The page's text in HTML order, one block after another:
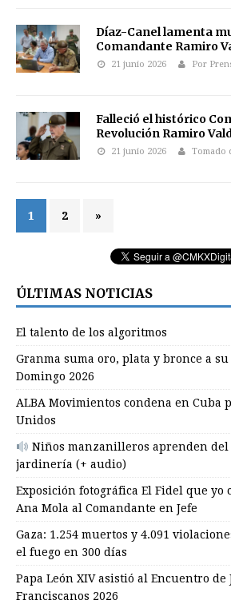
Díaz-Canel lamenta
Comandante Ramiro
21 junio 2026 Por
Falleció el histórico
Revolución Ramiro
21 junio 2026 Tomado
1 2 »
ÚLTIMAS NOTICIAS
El talento de los algoritmos
Granma suma oro, plata y bronce a su
Domingo 2026
ALBA Movimientos condena en Cuba
Unidos
Niños manzanilleros aprenden
jardinería (+ audio)
Exposición fotográfica El Fidel que yo
Ana Mola al Comandante en Jefe
Gaza: 1.254 muertos y 4.091
el fuego en 300 días
Papa León XIV asistió al Encuentro de
Franciscanos 2026